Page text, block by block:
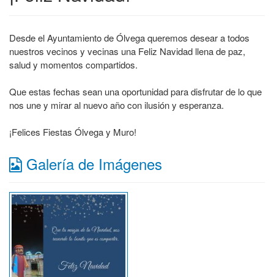
Desde el Ayuntamiento de Ólvega queremos desear a todos
nuestros vecinos y vecinas una Feliz Navidad llena de paz,
salud y momentos compartidos.
Que estas fechas sean una oportunidad para disfrutar de lo que
nos une y mirar al nuevo año con ilusión y esperanza.
¡Felices Fiestas Ólvega y Muro!
Galería de Imágenes